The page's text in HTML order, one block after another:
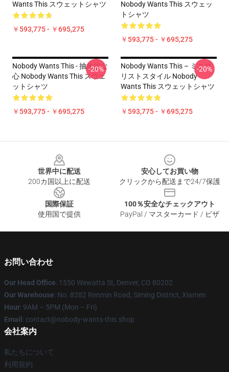
Wants This スウェットシャツ
￥593,775 - ￥695,275
Nobody Wants This スウェッ
トシャツ
￥593,775 - ￥695,275
Nobody Wants This - 抽象的な
心 Nobody Wants This スウェ
ットシャツ
￥593,775 - ￥695,275
-20%
Nobody Wants This – ミニマ
リストスタイル Nobody
Wants This スウェットシャツ
￥593,775 - ￥695,275
-20%
世界中に配送
200カ国以上に配送
安心してお買い物
クリックから配送まで24/7保護
国際保証
使用国で提供
100％安全なチェックアウト
PayPal / マスターカード / ビザ
お問い合わせ
Our Head Office: 1550 Wewatta St, Denver, CO 80202
Our Warehouse: No. 8282 Renmin Road, Siming District, Xiamen
Hour: 9AM – 5PM (Mon – Fri)
Email : contact@nobody-wants-this.shop
会社案内
私たちについて
利用規約